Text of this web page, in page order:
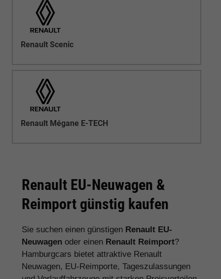
Renault Scenic
Renault Mégane E-TECH
Renault EU-Neuwagen &
Reimport günstig kaufen
Sie suchen einen günstigen Renault EU-
Neuwagen oder einen Renault Reimport?
Hamburgcars bietet attraktive Renault
Neuwagen, EU-Reimporte, Tageszulassungen